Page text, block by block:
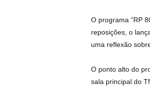
O programa “RP
reposições, o
uma reflexão
O ponto alto do
sala principal do